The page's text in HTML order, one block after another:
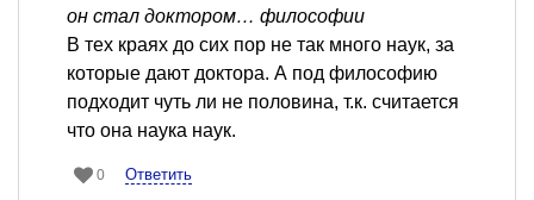
он стал доктором… философии
В тех краях до сих пор не так много наук, за
которые дают доктора. А под философию
подходит чуть ли не половина, т.к. считается
что она наука наук.
0 Ответить